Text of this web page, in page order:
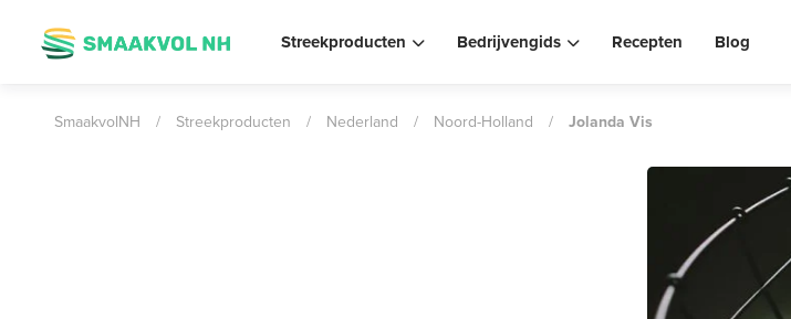
Streekproducten Bedrijvengids Recepten Blog
SmaakvolNH / Streekproducten / Nederland / Noord-Holland / Jolanda Vis